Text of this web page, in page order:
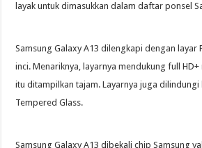
layak untuk dimasukkan dalam daftar ponsel
Samsung Galaxy A13 dilengkapi dengan layar
inci. Menariknya, layarnya mendukung full
itu ditampilkan tajam. Layarnya juga
Tempered Glass.
Samsung Galaxy A13 dibekali chip Samsung